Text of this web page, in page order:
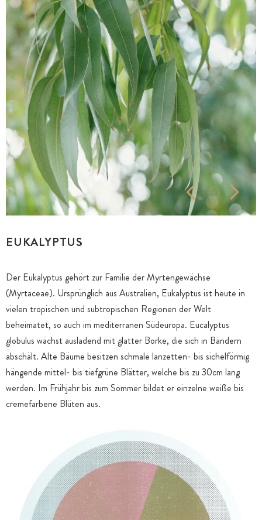
EUKALYPTUS
Der Eukalyptus gehört zur Familie der Myrtengewächse
(Myrtaceae). Ursprünglich aus Australien, Eukalyptus ist heute in
vielen tropischen und subtropischen Regionen der Welt
beheimatet, so auch im mediterranen Südeuropa. Eucalyptus
globulus wächst ausladend mit glatter Borke, die sich in Bändern
abschält. Alte Bäume besitzen schmale lanzetten- bis sichelförmig
hängende mittel- bis tiefgrüne Blätter, welche bis zu 30cm lang
werden. Im Frühjahr bis zum Sommer bildet er einzelne weiße bis
cremefarbene Blüten aus.